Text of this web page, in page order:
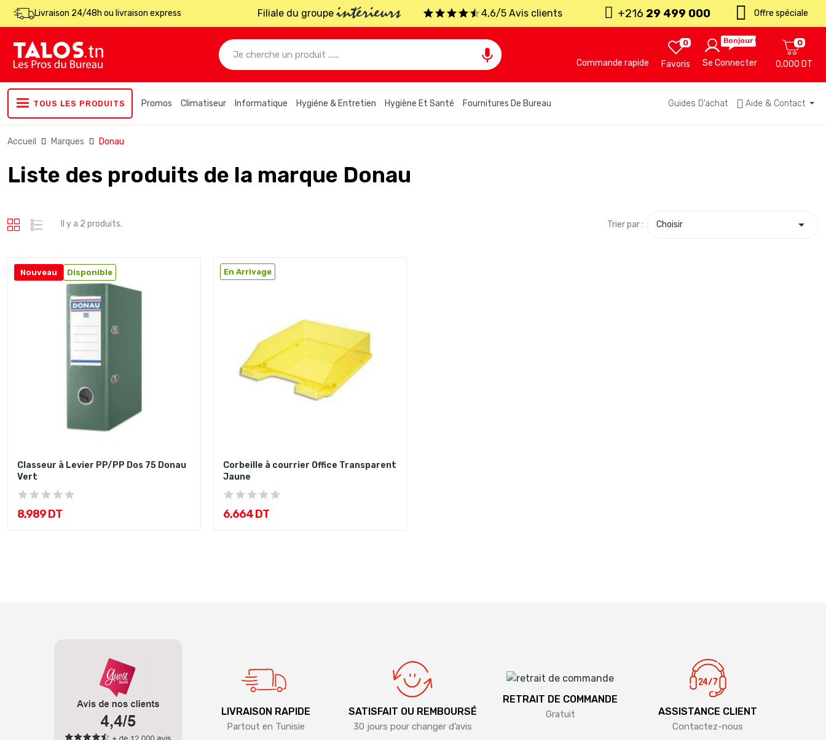
Livraison 24/48h ou livraison express Filiale du groupeintérieurs 4,6/5 Avis clients +216 29 499 000 Offre spéciale
 Commande rapide Favoris
0 Bonjour !
Se Connecter 0,000 DT
0
TOUS LES PRODUITS Promos Climatiseur Informatique Hygiéne & Entretien Hygiène Et Santé Fournitures De Bureau Guides D’achat Aide & Contact
Accueil Marques Donau
Liste des produits de la marque Donau
Il y a 2 produits. Trier par : Choisir 
Nouveau Disponible
Classeur à Levier PP/PP Dos 75 Donau
Vert
8,989 DT
En Arrivage
Corbeille à courrier Office Transparent
Jaune
6,664 DT
LIVRAISON RAPIDE
Partout en Tunisie
SATISFAIT OU REMBOURSÉ
30 jours pour changer d’avis
RETRAIT DE COMMANDE
Gratuit ASSISTANCE CLIENT
Contactez-nous